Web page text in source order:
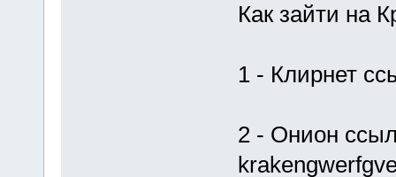
Как зайти на
1 - Клирнет
2 - Онион